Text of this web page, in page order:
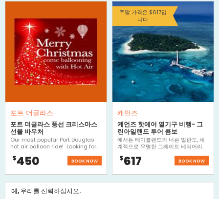
포트 더글라스
포트 더글라스 풍선 크리스마스
선물 바우처
Our most popular Port Douglas
hot air balloon ride! Looking for
enjoy? Give them gift vouchers
for a ballooning experience they
will always remember.
Personalised Christmas gift
certificates will be instantly
emailed to you.
$450 BOOK NOW
주말 가격은 $617입
니다
케언즈
케언즈 핫에어 열기구 비행- 그
린아일랜드 투어 콤보
애서튼 테이블랜드의 너른 벌판도, 세
계적으로 유명한 그레이트 베리어리프
두 둘러볼 수 있는 환상의 콤보. 자연과
함께하는 기분 좋은 여행의 기회. 절대
놓치지 마세요.
$617 BOOK NOW
예, 우리를 신뢰하십시오.